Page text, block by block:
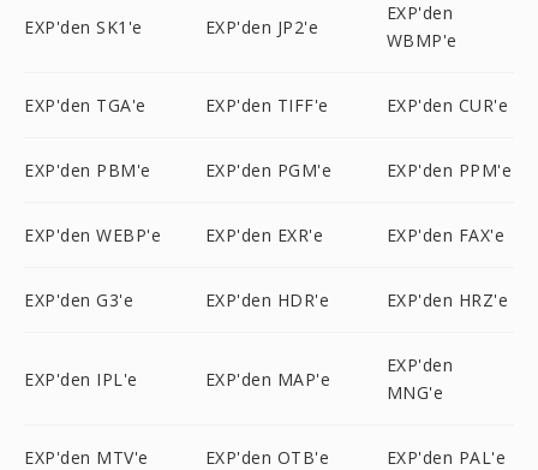
EXP'den SK1'e EXP'den JP2'e
EXP'den
WBMP'e
EXP'den TGA'e EXP'den TIFF'e EXP'den CUR'e
EXP'den PBM'e EXP'den PGM'e EXP'den PPM'e
EXP'den WEBP'e EXP'den EXR'e EXP'den FAX'e
EXP'den G3'e EXP'den HDR'e EXP'den HRZ'e
EXP'den IPL'e EXP'den MAP'e
EXP'den
MNG'e
EXP'den MTV'e EXP'den OTB'e EXP'den PAL'e